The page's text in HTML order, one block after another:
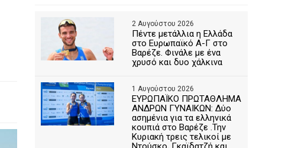
2 Αυγούστου 2026
Πέντε μετάλλια η Ελλάδα
στο Ευρωπαϊκό Α-Γ στο
Βαρέζε. Φινάλε με ένα
χρυσό και δυο χάλκινα
1 Αυγούστου 2026
ΕΥΡΩΠΑΪΚΟ ΠΡΩΤΑΘΛΗΜΑ
ΑΝΔΡΩΝ ΓΥΝΑΙΚΩΝ: Δύο
ασημένια για τα ελληνικά
κουπιά στο Βαρέζε .Την
Κυριακή τρεις τελικοί με